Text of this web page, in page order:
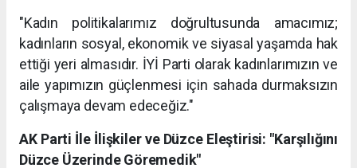
"Kadın politikalarımız doğrultusunda amacımız;
kadınların sosyal, ekonomik ve siyasal yaşamda hak
ettiği yeri almasıdır. İYİ Parti olarak kadınlarımızın ve
aile yapımızın güçlenmesi için sahada durmaksızın
çalışmaya devam edeceğiz."
AK Parti İle İlişkiler ve Düzce Eleştirisi: "Karşılığını
Düzce Üzerinde Göremedik"